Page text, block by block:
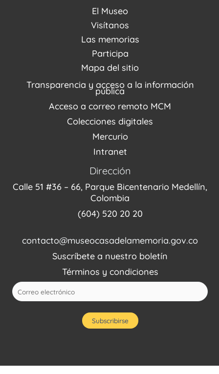
El Museo
Acerca de nosotros
Noticias
PQRSDF
Visítanos
Visítanos
Reserva tus espacios
Agenda / Programación
Recorridos Virtuales
Las memorias
Centro de Recursos
Repositorio (MUSEO / CASA / MEMORIA)
Narrativas del conflicto
Proyectos
Enlaces de memorias
Fondo Editorial
Participa
Estímulos
Mapa del sitio
Transparencia y acceso a la información
pública
Acceso a correo remoto MCM
Colecciones digitales
Mercurio
Intranet
Dirección
Calle 51 #36 – 66, Parque Bicentenario Medellín,
Colombia
(604) 520 20 20
contacto@museocasadelamemoria.gov.co
Suscríbete a nuestro boletín
Términos y condiciones